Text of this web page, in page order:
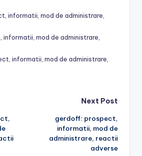
informatii, mod de administrare,
mod de administrare,
informatii, mod de administrare,
Next Post
gerdoff: prospect,
informatii, mod de
administrare, reactii
adverse